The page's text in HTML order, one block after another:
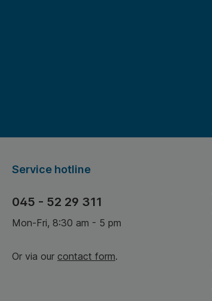
Service hotline
045 - 52 29 311
Mon-Fri, 8:30 am - 5 pm
Or via our contact form.